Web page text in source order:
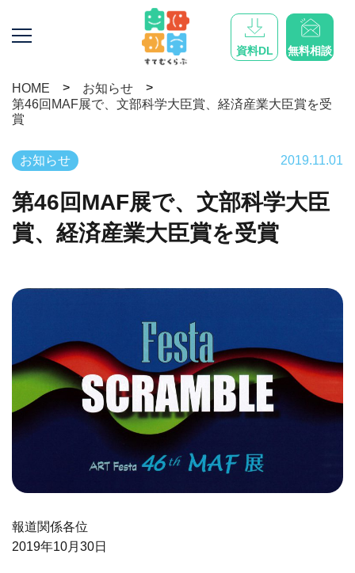
資料DL 無料相談
HOME > お知らせ >
第46回MAF展で、文部科学大臣賞、経済産業大臣賞を受
賞
お知らせ 2019.11.01
第46回MAF展で、文部科学大臣
賞、経済産業大臣賞を受賞
報道関係各位
2019年10月30日